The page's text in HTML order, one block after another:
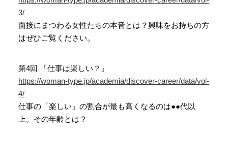
3/
面接にまつわる女性たちの本音とは？興味をお持ちの方
はぜひご覧ください。
第4回 「仕事は楽しい？」
https://woman-type.jp/academia/discover-career/data/vol-
4/
仕事の「楽しい」の割合が最も高くなるのは●●代以
上。その年齢とは？